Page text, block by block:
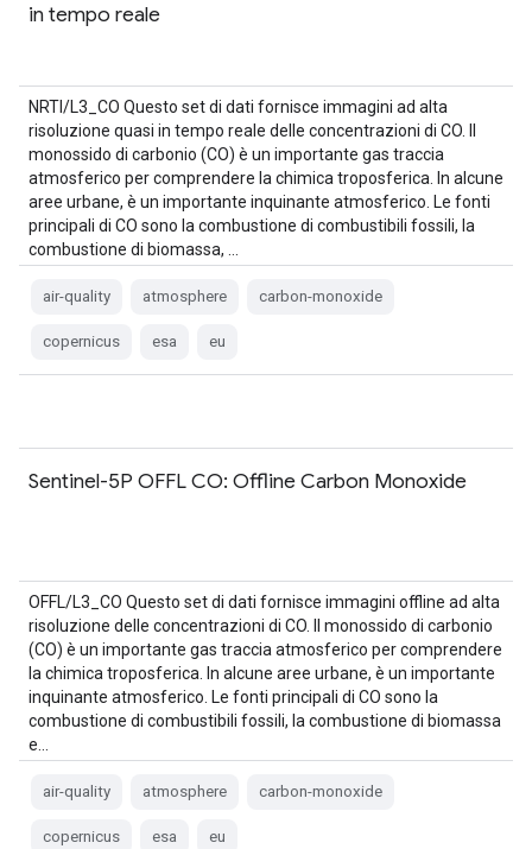
in tempo reale
NRTI/L3_CO Questo set di dati fornisce immagini ad alta
risoluzione quasi in tempo reale delle concentrazioni di CO. Il
monossido di carbonio (CO) è un importante gas traccia
atmosferico per comprendere la chimica troposferica. In alcune
aree urbane, è un importante inquinante atmosferico. Le fonti
principali di CO sono la combustione di combustibili fossili, la
combustione di biomassa, …
air-quality atmosphere carbon-monoxide
copernicus esa eu
Sentinel-5P OFFL CO: Offline Carbon Monoxide
OFFL/L3_CO Questo set di dati fornisce immagini offline ad alta
risoluzione delle concentrazioni di CO. Il monossido di carbonio
(CO) è un importante gas traccia atmosferico per comprendere
la chimica troposferica. In alcune aree urbane, è un importante
inquinante atmosferico. Le fonti principali di CO sono la
combustione di combustibili fossili, la combustione di biomassa
e…
air-quality atmosphere carbon-monoxide
copernicus esa eu